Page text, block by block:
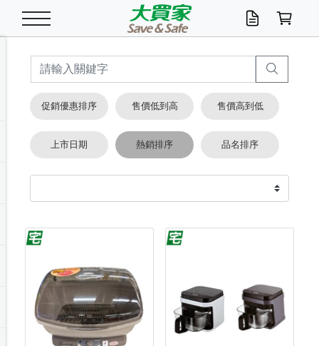
米/五穀/濃湯 米/糙米
五穀/南北貨
湯類/湯塊
油/調味料
食用油
醬油.油膏.蠔油
包麵
碗麵/義大利麵
麵條/快煮麵/米粉
魚罐
醬菜/玉米罐
休閒零嘴 初一十五拜拜懶
零嘴
堅果/海苔
美味餅乾
餅乾
糕餅/點心
糖果/蜜餞/果凍
巧克力
茶飲料
果汁咖啡
碳酸/礦泉水
箱購飲料
養生保健/常備品 雞精/飲品
機能保健
奶粉/穀麥片
奶粉
麥片/玉米片
沖調穀粉/隨手包
綠茶
紅茶
奶茶/花草茶
即溶咖啡
咖啡豆/粉/濾掛
可可/糖/奶精
沐浴乳香皂 沐浴乳
香皂/洗手乳
美髮造型
洗髮/護髮
造型髮品
牙 刷
牙膏/漱口水
潔顏產品
卸妝/粉刺調理
開架/身體保養
臉部保養
面/眼膜
鍋具/飲水/廚房 鍋具/餐具
保鮮/微波
掃除用具/照明/五金
掃除/清潔用具
洗衣/曬衣用具
電池/延長線
寢具/家具
收納用品
衛浴/毛巾
寵物食品
寵物清潔/百貨
衛生紙/濕巾 抽取衛生紙/濕巾
廚房紙巾/平版/
箱購免運區
衣物清潔
洗衣精
洗衣粉/皂
漂白水/柔軟精
廚房/餐具清潔
浴廁/水管清潔
居家清潔/除濕芳
衛生棉
成人/嬰兒紙尿褲
箱購免運區
嬰兒尿布
成人紙尿褲
廚房家電 料理鍋具
烤箱/微波/電磁爐
快煮壺/烘碗機
季節家電
除濕/清淨機
風扇/防蚊家電
除塵家電
美容家電
電腦周邊
數位週邊
手機/平板周邊
文具/辦公用品 文具用品
辦公文具/收納
玩具/擺設小物
汽機車百貨
機車/腳踏車百貨
汽車百貨
戶外/休閒用品
健身/按摩/瑜珈
測量/護具/其他
服飾內著
配件
男/女/機能包
冷凍免運 生鮮食品
調理食品
箱購免運
食品免運
清潔用品免運
居家/汽百用品
季節活動
店長推薦
這夏不怕熱
促銷優惠排序 售價低到高 售價高到低
上市日期 熱銷排序 品名排序